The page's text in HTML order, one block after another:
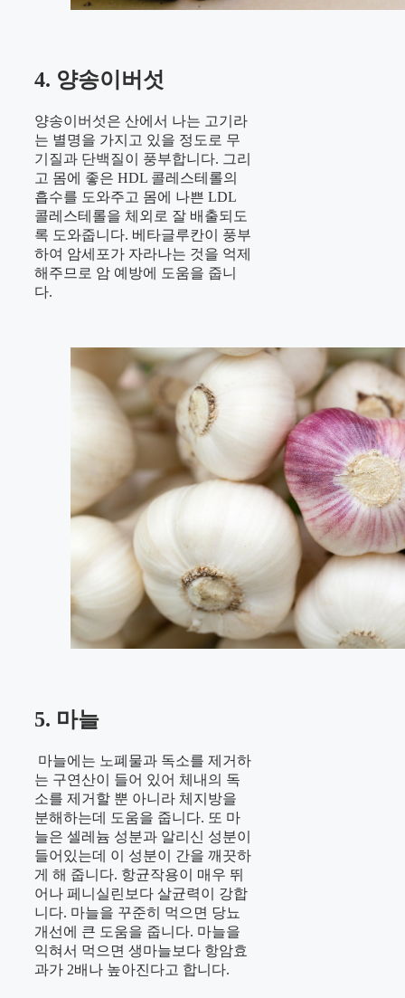
4. 양송이버섯
양송이버섯은 산에서 나는 고기라
는 별명을 가지고 있을 정도로 무
기질과 단백질이 풍부합니다. 그리
고 몸에 좋은 HDL 콜레스테롤의
흡수를 도와주고 몸에 나쁜 LDL
콜레스테롤을 체외로 잘 배출되도
록 도와줍니다. 베타글루칸이 풍부
하여 암세포가 자라나는 것을 억제
해주므로 암 예방에 도움을 줍니
다.
5. 마늘
마늘에는 노폐물과 독소를 제거하
는 구연산이 들어 있어 체내의 독
소를 제거할 뿐 아니라 체지방을
분해하는데 도움을 줍니다. 또 마
늘은 셀레늄 성분과 알리신 성분이
들어있는데 이 성분이 간을 깨끗하
게 해 줍니다. 항균작용이 매우 뛰
어나 페니실린보다 살균력이 강합
니다. 마늘을 꾸준히 먹으면 당뇨
개선에 큰 도움을 줍니다. 마늘을
익혀서 먹으면 생마늘보다 항암효
과가 2배나 높아진다고 합니다.